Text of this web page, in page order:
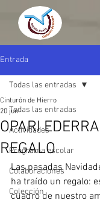
Entrada
Todas las entradas
Actividades
Programa escolar
Colaboraciones
Colección
Todas las entradas
OPARI
REGALO
Cinturón de Hierro
20 jun
Las pasadas
ha traído un regalo:
cuadro de nuestro